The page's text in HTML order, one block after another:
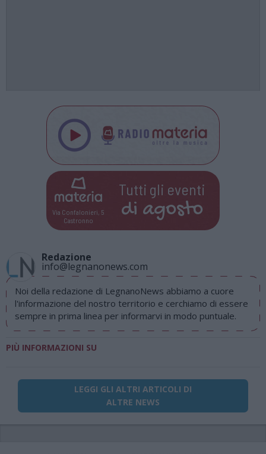
Via Confalonieri, 5
Castronno
Tutti gli eventi
di agosto
Redazione
info@legnanonews.com
Noi della redazione di LegnanoNews abbiamo a cuore
l'informazione del nostro territorio e cerchiamo di essere
sempre in prima linea per informarvi in modo puntuale.
PIÙ INFORMAZIONI SU
LEGGI GLI ALTRI ARTICOLI DI
ALTRE NEWS